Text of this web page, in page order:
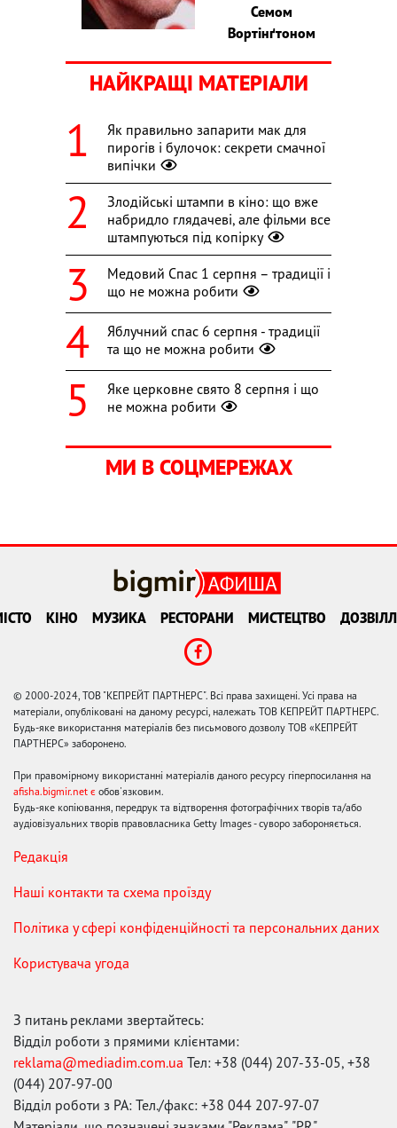
Семом
Вортінґтоном
НАЙКРАЩІ МАТЕРІАЛИ
Як правильно запарити мак для
пирогів і булочок: секрети смачної
випічки
Злодійські штампи в кіно: що вже
набридло глядачеві, але фільми все
штампуються під копірку
Медовий Спас 1 серпня – традиції і
що не можна робити
Яблучний спас 6 серпня - традиції
та що не можна робити
Яке церковне свято 8 серпня і що
не можна робити
МИ В СОЦМЕРЕЖАХ
КІНО МУЗИКА РЕСТОРАНИ МИСТЕЦТВО
© 2000-2024, ТОВ "КЕПРЕЙТ ПАРТНЕРС". Всі права захищені. Усі права на
матеріали, опубліковані на даному ресурсі, належать ТОВ КЕПРЕЙТ ПАРТНЕРС.
Будь-яке використання матеріалів без письмового дозволу ТОВ «КЕПРЕЙТ
ПАРТНЕРС» заборонено.
При правомірному використанні матеріалів даного ресурсу гіперпосилання на
afisha.bigmir.net є обов'язковим.
Будь-яке копіювання, передрук та відтворення фотографічних творів та/або
аудіовізуальних творів правовласника Getty Images - суворо забороняється.
Редакція
Наші контакти та схема проїзду
Політика у сфері конфіденційності та персональних даних
Користувача угода
З питань реклами звертайтесь:
Відділ роботи з прямими клієнтами:
reklama@mediadim.com.ua Тел: +38 (044) 207-33-05, +38
(044) 207-97-00
Відділ роботи з РА: Тел./факс: +38 044 207-97-07